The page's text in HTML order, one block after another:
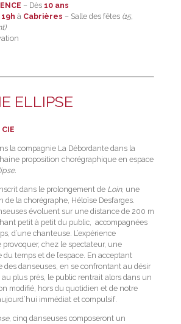
– Dès 10 ans
19h à Cabrières – Salle des fêtes (15,
ELLIPSE
la compagnie La Débordante dans la
proposition chorégraphique en espace
.
dans le prolongement de Loin, une
de la chorégraphe, Héloïse Desfarges.
évoluent sur une distance de 200 m
petit à petit du public, accompagnées
d’une chanteuse. L’expérience
provoquer, chez le spectateur, une
temps et de l’espace. En acceptant
des danseuses, en se confrontant au désir
plus près, le public rentrait alors dans un
modifié, hors du quotidien et de notre
immédiat et compulsif.
, cinq danseuses composeront un